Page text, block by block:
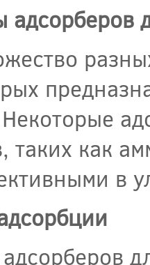
таких как
в